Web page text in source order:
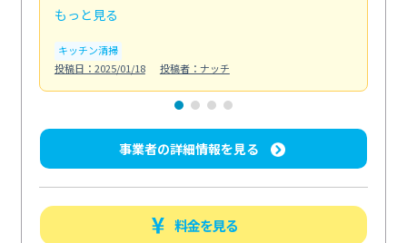
もっと見る
キッチン清掃
投稿日：2025/01/18
投稿者：ナッチ
事業者の詳細情報を見る
料金を見る